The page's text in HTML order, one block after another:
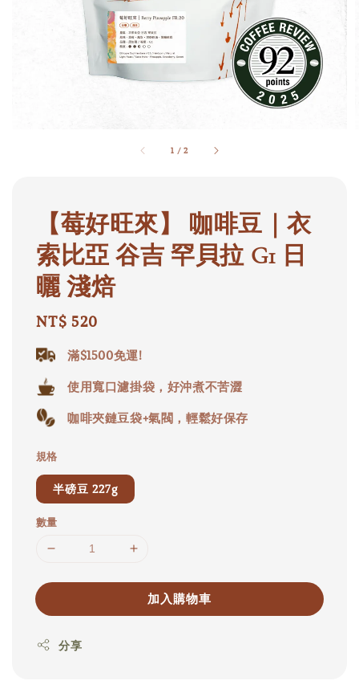
1 /2
【莓好旺來】 咖啡豆｜衣
索比亞 谷吉 罕貝拉 G1 日
曬 淺焙
Regular
price
NT$ 520
滿$1500免運!
使用寬口濾掛袋，好沖煮不苦澀
咖啡夾鏈豆袋+氣閥，輕鬆好保存
規格
半磅豆 227g
數量
加入購物車
分享